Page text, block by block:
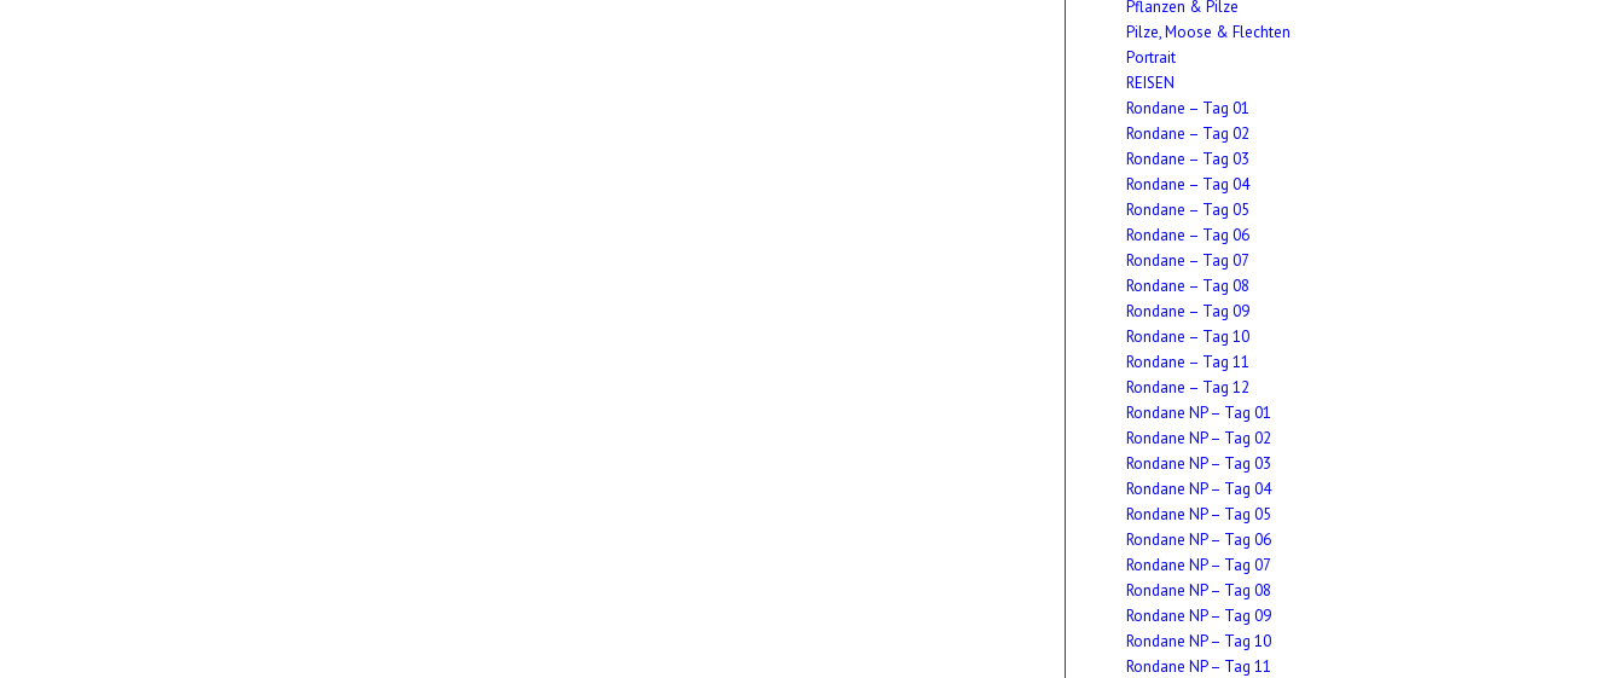
Pflanzen & Pilze
Pilze, Moose & Flechten
Portrait
REISEN
Rondane – Tag 01
Rondane – Tag 02
Rondane – Tag 03
Rondane – Tag 04
Rondane – Tag 05
Rondane – Tag 06
Rondane – Tag 07
Rondane – Tag 08
Rondane – Tag 09
Rondane – Tag 10
Rondane – Tag 11
Rondane – Tag 12
Rondane NP – Tag 01
Rondane NP – Tag 02
Rondane NP – Tag 03
Rondane NP – Tag 04
Rondane NP – Tag 05
Rondane NP – Tag 06
Rondane NP – Tag 07
Rondane NP – Tag 08
Rondane NP – Tag 09
Rondane NP – Tag 10
Rondane NP – Tag 11